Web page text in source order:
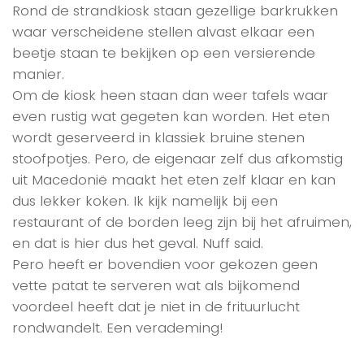
Rond de strandkiosk staan gezellige barkrukken
waar verscheidene stellen alvast elkaar een
beetje staan te bekijken op een versierende
manier.
Om de kiosk heen staan dan weer tafels waar
even rustig wat gegeten kan worden. Het eten
wordt geserveerd in klassiek bruine stenen
stoofpotjes. Pero, de eigenaar zelf dus afkomstig
uit Macedonië maakt het eten zelf klaar en kan
dus lekker koken. Ik kijk namelijk bij een
restaurant of de borden leeg zijn bij het afruimen,
en dat is hier dus het geval. Nuff said.
Pero heeft er bovendien voor gekozen geen
vette patat te serveren wat als bijkomend
voordeel heeft dat je niet in de frituurlucht
rondwandelt. Een verademing!